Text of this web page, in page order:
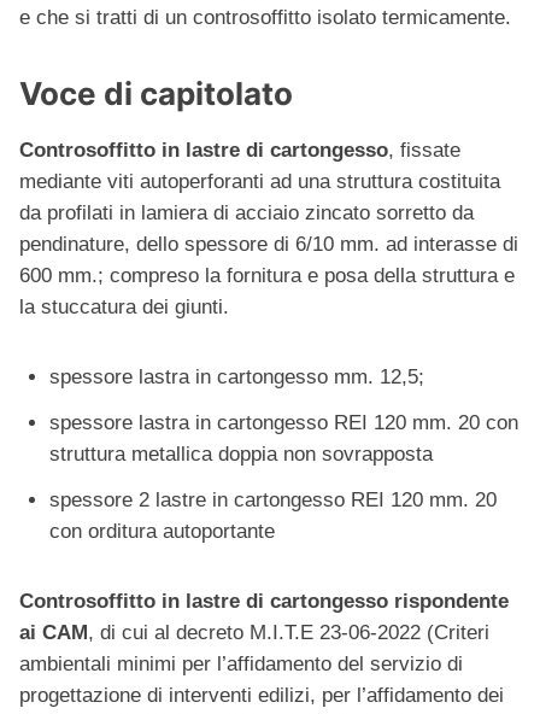
e che si tratti di un controsoffitto isolato termicamente.
Voce di capitolato
Controsoffitto in lastre di cartongesso, fissate
mediante viti autoperforanti ad una struttura costituita
da profilati in lamiera di acciaio zincato sorretto da
pendinature, dello spessore di 6/10 mm. ad interasse di
600 mm.; compreso la fornitura e posa della struttura e
la stuccatura dei giunti.
spessore lastra in cartongesso mm. 12,5;
spessore lastra in cartongesso REI 120 mm. 20 con
struttura metallica doppia non sovrapposta
spessore 2 lastre in cartongesso REI 120 mm. 20
con orditura autoportante
Controsoffitto in lastre di cartongesso rispondente
ai CAM , di cui al decreto M.I.T.E 23-06-2022 (Criteri
ambientali minimi per l’affidamento del servizio di
progettazione di interventi edilizi, per l’affidamento dei